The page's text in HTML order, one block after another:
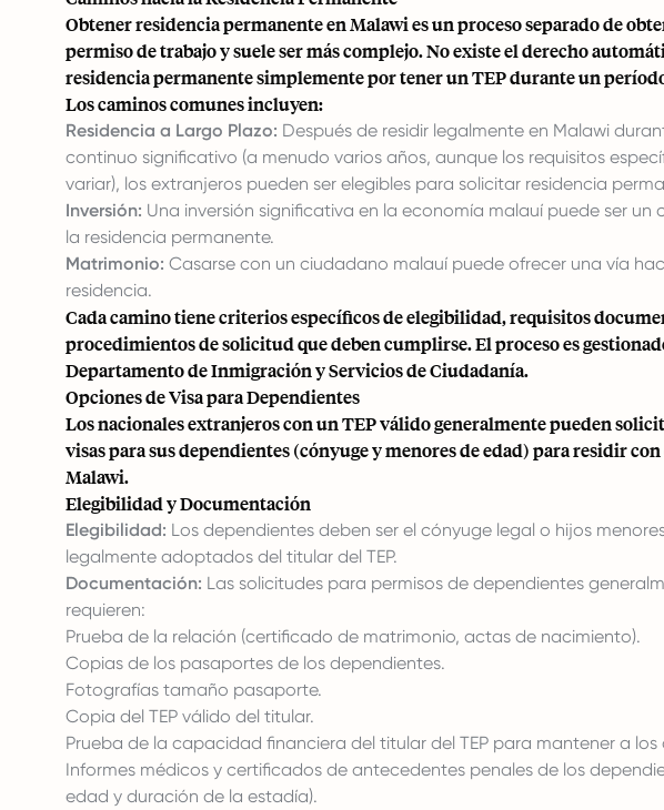
Obtener residencia permanente en Malawi es un proceso separado de
permiso de trabajo y suele ser más complejo. No existe el derecho
residencia permanente simplemente por tener un TEP durante un
Los caminos comunes incluyen:
Residencia a Largo Plazo: Después de residir legalmente en Malawi
continuo significativo (a menudo varios años, aunque los requisitos
variar), los extranjeros pueden ser elegibles para solicitar residencia
Inversión: Una inversión significativa en la economía malauí puede ser un
la residencia permanente.
Matrimonio: Casarse con un ciudadano malauí puede ofrecer una vía
residencia.
Cada camino tiene criterios específicos de elegibilidad, requisitos
procedimientos de solicitud que deben cumplirse. El proceso es
Departamento de Inmigración y Servicios de Ciudadanía.
Opciones de Visa para Dependientes
Los nacionales extranjeros con un TEP válido generalmente pueden
visas para sus dependientes (cónyuge y menores de edad) para residir con
Malawi.
Elegibilidad y Documentación
Elegibilidad: Los dependientes deben ser el cónyuge legal o hijos
legalmente adoptados del titular del TEP.
Documentación: Las solicitudes para permisos de dependientes
requieren:
Prueba de la relación (certificado de matrimonio, actas de nacimiento).
Copias de los pasaportes de los dependientes.
Fotografías tamaño pasaporte.
Copia del TEP válido del titular.
Prueba de la capacidad financiera del titular del TEP para mantener a los
Informes médicos y certificados de antecedentes penales de los
edad y duración de la estadía).